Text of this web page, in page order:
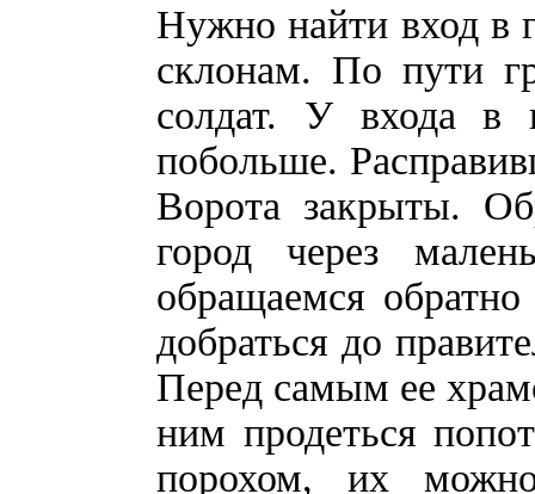
Нужно найти вход в
склонам. По пути
солдат. У входа в
побольше.
Ворота закрыты.
город через
обращаемся
добраться до
Перед самым ее
ним продеться
порохом, их